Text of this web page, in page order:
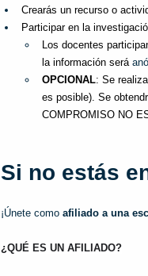
Crearás un recurso o
Participar en la
Los docentes
la información será
OPCIONAL: Se
es posible). Se
COMPROMISO NO
Si no estás
¡Únete como afiliado a una
¿QUÉ ES UN AFILIADO?